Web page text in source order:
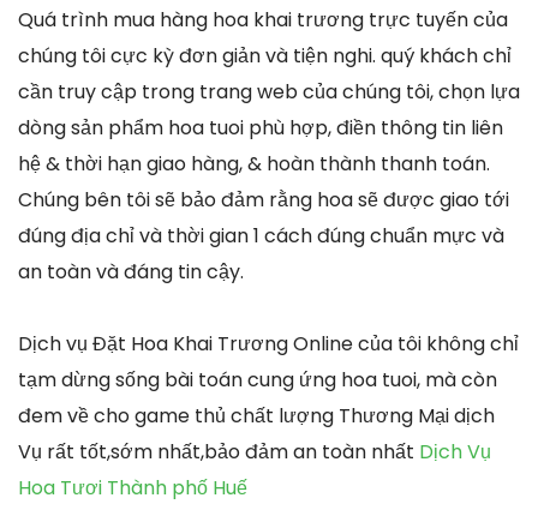
Quá trình mua hàng hoa khai trương trực tuyến của
chúng tôi cực kỳ đơn giản và tiện nghi. quý khách chỉ
cần truy cập trong trang web của chúng tôi, chọn lựa
dòng sản phẩm hoa tuoi phù hợp, điền thông tin liên
hệ & thời hạn giao hàng, & hoàn thành thanh toán.
Chúng bên tôi sẽ bảo đảm rằng hoa sẽ được giao tới
đúng địa chỉ và thời gian 1 cách đúng chuẩn mực và
an toàn và đáng tin cậy.
Dịch vụ Đặt Hoa Khai Trương Online của tôi không chỉ
tạm dừng sống bài toán cung ứng hoa tuoi, mà còn
đem về cho game thủ chất lượng Thương Mại dịch
Vụ rất tốt,sớm nhất,bảo đảm an toàn nhất Dịch Vụ
Hoa Tươi Thành phố Huế